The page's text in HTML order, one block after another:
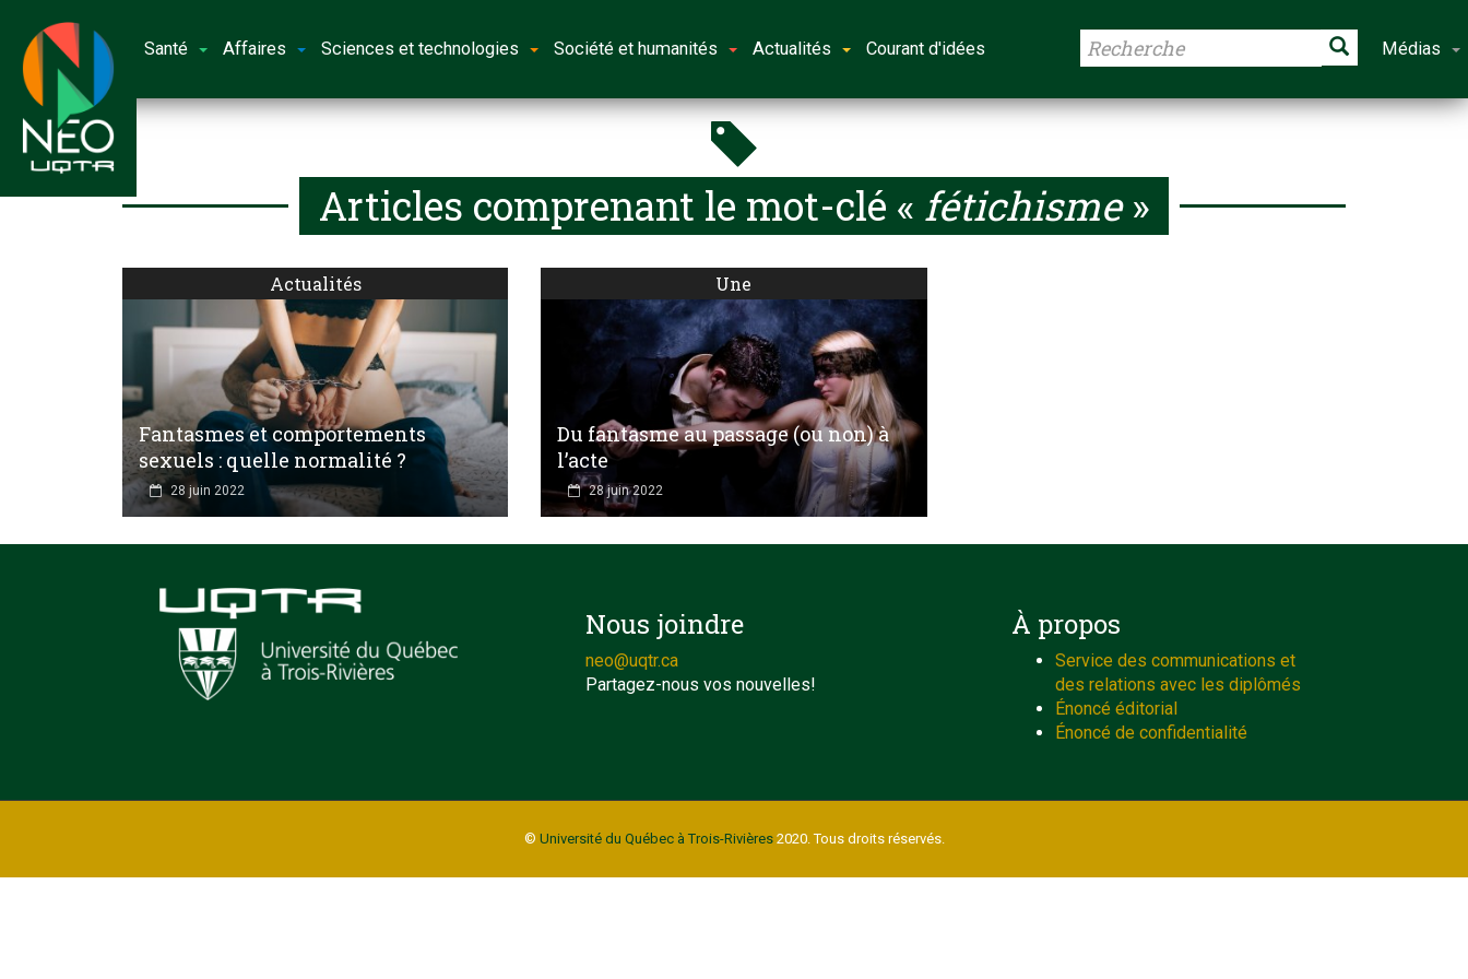
Santé Affaires Sciences et technologies Société et humanités Actualités Courant d'idées Médias
Articles comprenant le mot-clé « fétichisme»
Actualités
Fantasmes et comportements
sexuels : quelle normalité ?
28 juin 2022
Une
Du fantasme au passage (ou non) à
l’acte
28 juin 2022
Nous joindre
neo@uqtr.ca
Partagez-nous vos nouvelles!
À propos
Service des communications et
des relations avec les diplômés
Énoncé éditorial
Énoncé de confidentialité
© Université du Québec à Trois-Rivières2020. Tous droits réservés.